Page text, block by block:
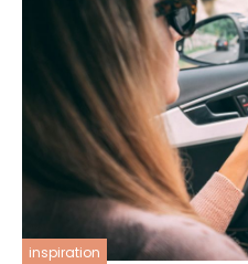
inspiration